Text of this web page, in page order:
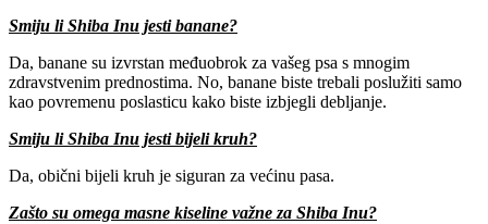
Smiju li Shiba Inu jesti banane?
Da, banane su izvrstan međuobrok za vašeg psa s mnogim
zdravstvenim prednostima. No, banane biste trebali poslužiti samo
kao povremenu poslasticu kako biste izbjegli debljanje.
Smiju li Shiba Inu jesti bijeli kruh?
Da, obični bijeli kruh je siguran za većinu pasa.
Zašto su omega masne kiseline važne za Shiba Inu?